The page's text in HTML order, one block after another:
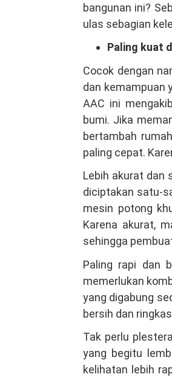
bangunan ini?
ulas sebagian
Paling kuat
Cocok dengan
dan kemampuan
AAC ini
bumi. Jika
bertambah
paling cepat.
Lebih akurat dan
diciptakan satu-
mesin potong
Karena akurat,
sehingga
Paling rapi dan
memerlukan
yang digabung
bersih dan
Tak perlu
yang begitu
kelihatan lebih